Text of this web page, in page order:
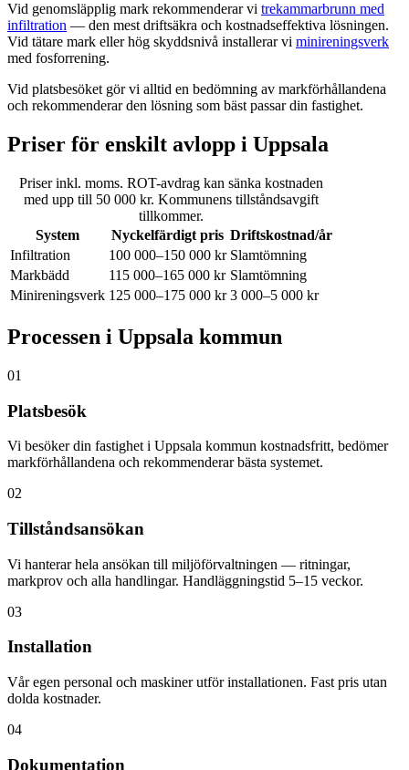
Vid genomsläpplig mark rekommenderar vi trekammarbrunn med
infiltration — den mest driftsäkra och kostnadseffektiva lösningen.
Vid tätare mark eller hög skyddsnivå installerar vi minireningsverk
med fosforrening.
Vid platsbesöket gör vi alltid en bedömning av markförhållandena
och rekommenderar den lösning som bäst passar din fastighet.
Priser för enskilt avlopp i Uppsala
Priser inkl. moms. ROT-avdrag kan sänka kostnaden
med upp till 50 000 kr. Kommunens tillståndsavgift
tillkommer.
System
Nyckelfärdigt pris Driftskostnad/år
Infiltration
100 000–150 000 kr Slamtömning
Markbädd
115 000–165 000 kr Slamtömning
Minireningsverk 125 000–175 000 kr 3 000–5 000 kr
Processen i Uppsala kommun
01
Platsbesök
Vi besöker din fastighet i Uppsala kommun kostnadsfritt, bedömer
markförhållandena och rekommenderar bästa systemet.
02
Tillståndsansökan
Vi hanterar hela ansökan till miljöförvaltningen — ritningar,
markprov och alla handlingar. Handläggningstid 5–15 veckor.
03
Installation
Vår egen personal och maskiner utför installationen. Fast pris utan
dolda kostnader.
04
Dokumentation